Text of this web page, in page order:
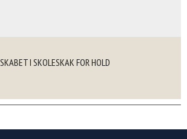
I SKOLESKAK FOR HOLD